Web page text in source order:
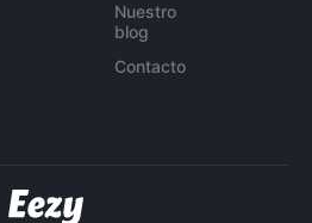
Nuestro
blog
Contacto